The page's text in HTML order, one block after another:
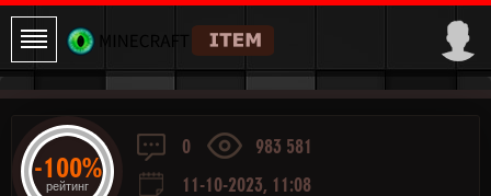
0
983 581
11-10-2023, 11:08
-100%
рейтинг